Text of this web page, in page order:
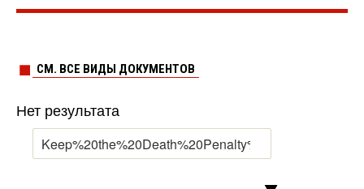
СМ. ВСЕ ВИДЫ ДОКУМЕНТОВ
Нет результата